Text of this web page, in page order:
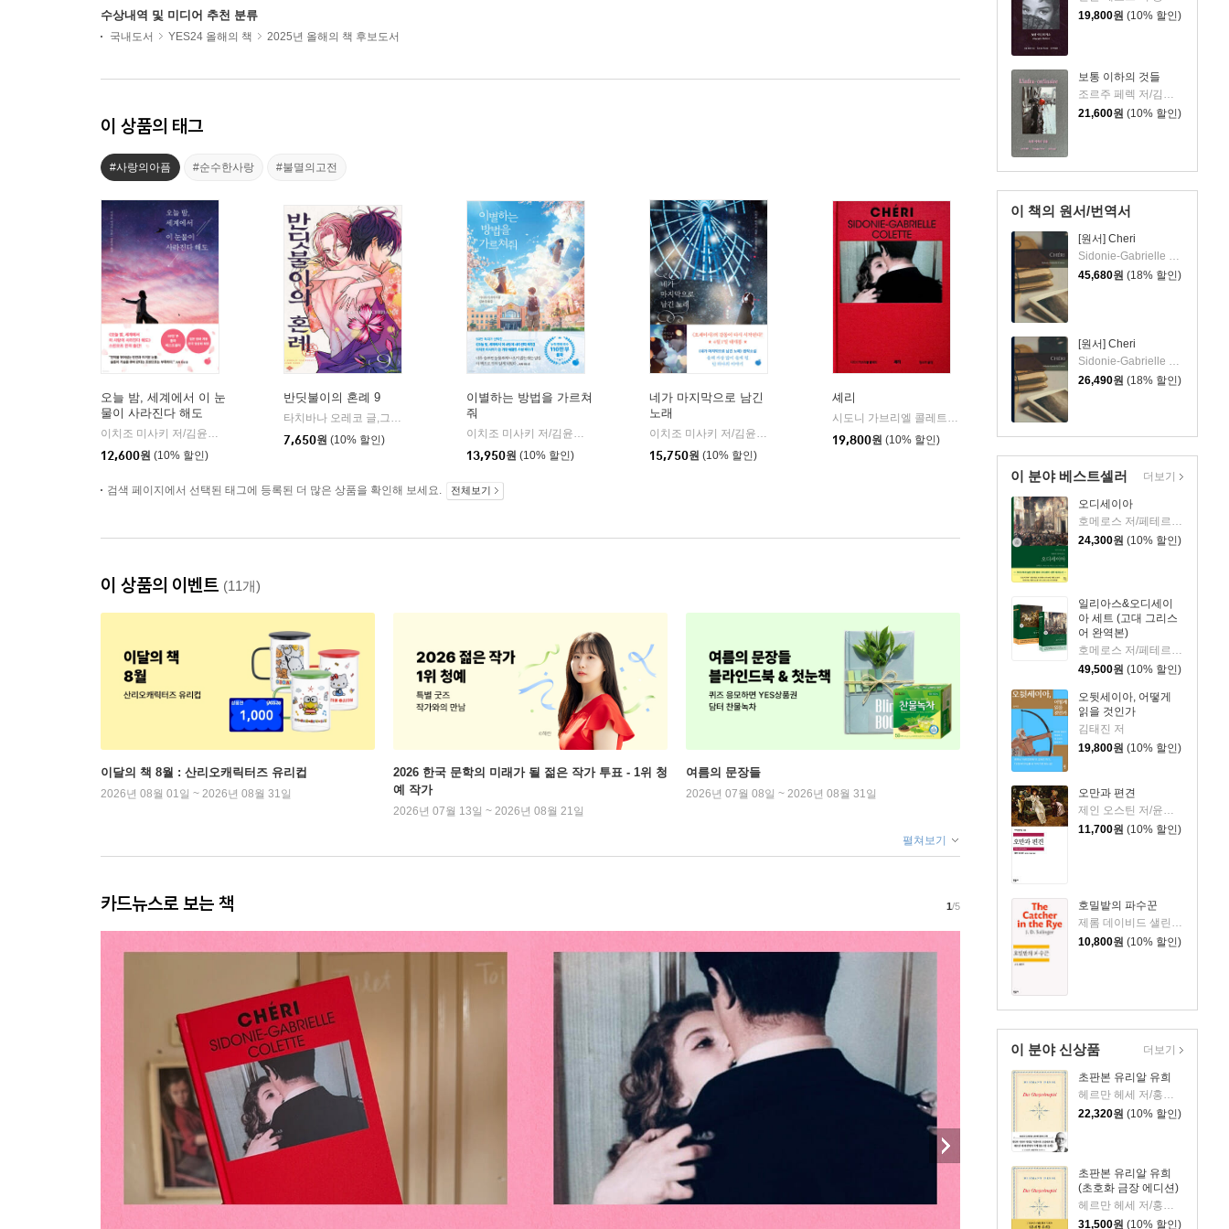
19,800원 (10% 할인)
보통 이하의 것들
조르주 페렉 저/김호영 역
21,600원 (10% 할인)
이 책의 원서/번역서
[원서] Cheri
45,680원 (18% 할인)
[원서] Cheri
26,490원 (18% 할인)
이 분야 베스트셀러
오디세이아
호메로스 저/페테르 파울 루벤스 그림/박문재 역
24,300원 (10% 할인)
일리아스&오디세이
아 세트 (고대 그리스
어 완역본)
호메로스 저/페테르 파울 루벤스 그림/박문재 역
49,500원 (10% 할인)
오뒷세이아, 어떻게
읽을 것인가
김태진 저
19,800원 (10% 할인)
오만과 편견
제인 오스틴 저/윤지관,전승희 공역
11,700원 (10% 할인)
호밀밭의 파수꾼
제롬 데이비드 샐린저 저/공경희 역
10,800원 (10% 할인)
더보기
이 분야 신상품
초판본 유리알 유희
헤르만 헤세 저/홍진호 역
22,320원 (10% 할인)
초판본 유리알 유희
(초호화 금장 에디션)
헤르만 헤세 저/홍진호 역
31,500원 (10% 할인)
더보기
수상내역 및 미디어 추천 분류
국내도서 YES24 올해의 책 2025년 올해의 책 후보도서
이 상품의 태그
#사랑의아픔 #순수한사랑 #불멸의고전
오늘 밤, 세계에서 이 눈
물이 사라진다 해도
이치조 미사키 저/김윤경 역
12,600원 (10% 할인)
반딧불이의 혼례 9
타치바나 오레코 글,그림/유유리 역
서울미디어코믹스(서울문화사)
7,650원 (10% 할인)
이별하는 방법을 가르쳐
줘
이치조 미사키 저/김윤경 역
13,950원 (10% 할인)
네가 마지막으로 남긴
노래
이치조 미사키 저/김윤경 역
15,750원 (10% 할인)
셰리
시도니 가브리엘 콜레트 저/장소미 역
녹색광선
19,800원 (10% 할인)
검색 페이지에서 선택된 태그에 등록된 더 많은 상품을 확인해 보세요. 전체보기
이 상품의 이벤트 (11개)
이달의 책 8월 : 산리오캐릭터즈 유리컵
2026년 08월 01일 ~ 2026년 08월 31일
2026 한국 문학의 미래가 될 젊은 작가 투표 - 1위 청
예 작가
2026년 07월 13일 ~ 2026년 08월 21일
여름의 문장들
2026년 07월 08일 ~ 2026년 08월 31일
펼쳐보기
카드뉴스로 보는 책 1/5